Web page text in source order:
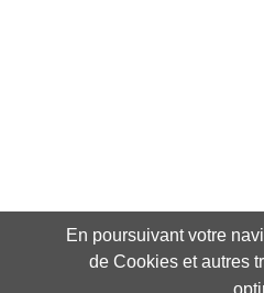
En poursuivant votre
de Cookies et autres